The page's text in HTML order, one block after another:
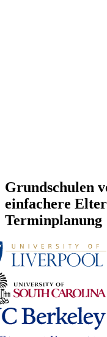
Grundschulen
einfachere
Terminplanung